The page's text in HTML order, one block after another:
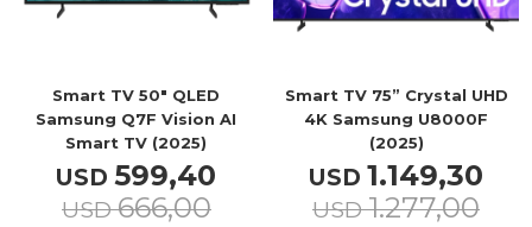
Smart TV 50" QLED
Samsung Q7F Vision AI
Smart TV (2025)
USD 599,40
USD 666,00
Smart TV 75” Crystal UHD
4K Samsung U8000F
(2025)
USD 1.149,30
USD 1.277,00